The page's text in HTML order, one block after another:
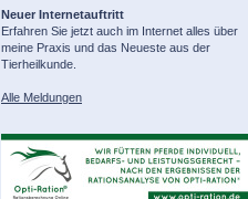
Neuer Internetauftritt
Erfahren Sie jetzt auch im Internet alles über
meine Praxis und das Neueste aus der
Tierheilkunde.
Alle Meldungen